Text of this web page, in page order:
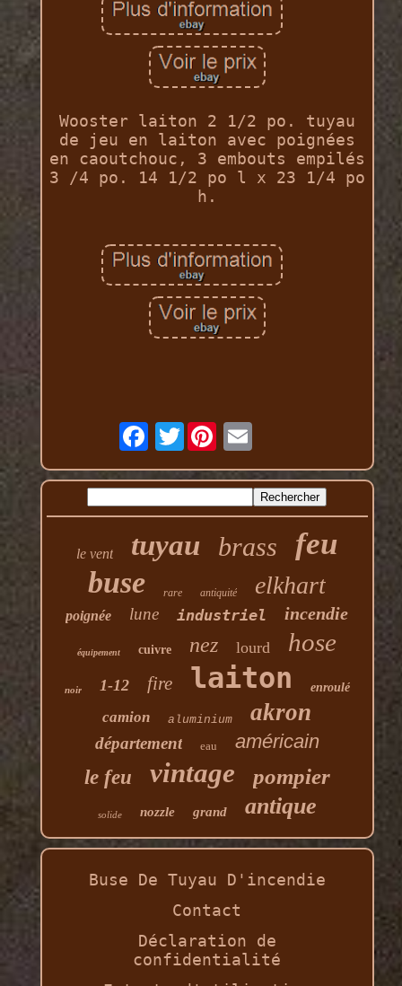
Wooster laiton 2 1/2 po. tuyau
de jeu en laiton avec poignées
en caoutchouc, 3 embouts empilés
3 /4 po. 14 1/2 po l x 23 1/4 po
h.
Twitter
le vent tuyau brass feu
buse rare antiquité elkhart
poignée lune industriel incendie
équipement cuivre nez lourd hose
noir 1-12 fire laiton enroulé
camion aluminium akron
département eau
américain
le feu
vintage pompier
solide nozzle grand antique
Buse De Tuyau D'incendie
Contact
Déclaration de
confidentialité